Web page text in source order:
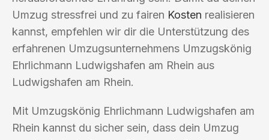
Umzug stressfrei und zu fairen Kosten realisieren
kannst, empfehlen wir dir die Unterstützung des
erfahrenen Umzugsunternehmens Umzugskönig
Ehrlichmann Ludwigshafen am Rhein aus
Ludwigshafen am Rhein.
Mit Umzugskönig Ehrlichmann Ludwigshafen am
Rhein kannst du sicher sein, dass dein Umzug